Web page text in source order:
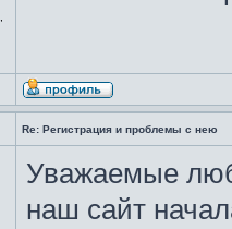
Re: Регистрация и проблемы с нею
Уважаемые
наш сайт